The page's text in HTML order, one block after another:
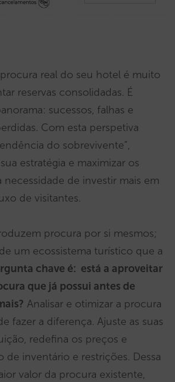
real do seu hotel é muito
reservas consolidadas. É
sucessos, falhas e
Com esta perspetiva
do sobrevivente”,
estratégia e maximizar os
necessidade de investir mais em
de visitantes.
procura por si mesmos;
um ecossistema turístico que a
chave é: está a aproveitar
que já possui antes de
Analisar e otimizar a procura
fazer a diferença. Ajuste as suas
redefina os preços e
de inventário e restrições. Dessa
valor da procura existente,